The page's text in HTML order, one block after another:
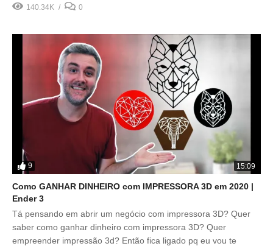
140.34K
0
9 15:09
Como GANHAR DINHEIRO com IMPRESSORA 3D em 2020 |
Ender 3
Tá pensando em abrir um negócio com impressora 3D? Quer
saber como ganhar dinheiro com impressora 3D? Quer
empreender impressão 3d? Então fica ligado pq eu vou te